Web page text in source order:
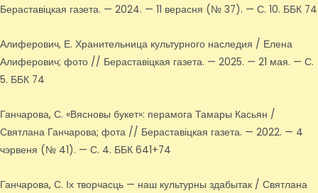
Бераставіцкая газета. — 2024. — 11 верасня (№ 37). — С. 10. ББК 74
Алиферович, Е. Хранительница культурного наследия / Елена
Алиферович; фото // Бераставіцкая газета. — 2025. — 21 мая. — С.
5. ББК 74
Ганчарова, С. «Вясновы букет»: перамога Тамары Касьян /
Святлана Ганчарова; фота // Бераставіцкая газета. — 2022. — 4
чэрвеня (№ 41). — С. 4. ББК 641+74
Ганчарова, С. Іх творчасць — наш культурны здабытак / Святлана